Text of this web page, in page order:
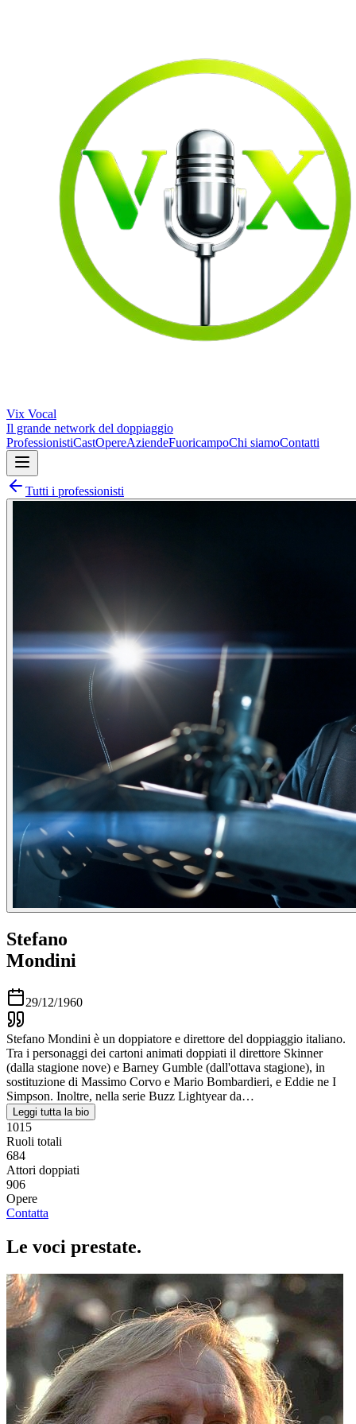
Vix Vocal
Il grande network del doppiaggio
ProfessionistiCastOpereAziendeFuoricampoChi siamoContatti
Tutti i professionisti
Stefano
Mondini
29/12/1960
Stefano Mondini è un doppiatore e direttore del doppiaggio italiano.
Tra i personaggi dei cartoni animati doppiati il direttore Skinner
(dalla stagione nove) e Barney Gumble (dall'ottava stagione), in
sostituzione di Massimo Corvo e Mario Bombardieri, e Eddie ne I
Simpson. Inoltre, nella serie Buzz Lightyear da…
Leggi tutta la bio
1015
Ruoli totali
684
Attori doppiati
906
Opere
Contatta
Le voci prestate.